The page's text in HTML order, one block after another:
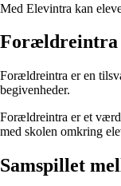
Med Elevintra kan
Forældreintra
Forældreintra er en
begivenheder.
Forældreintra er et
med skolen omkring
Samspillet